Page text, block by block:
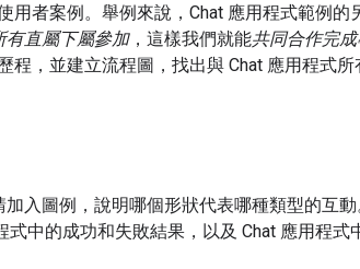
用者案例。舉例來說，Chat 應用程式範例
有直屬下屬參加，這樣我們就能共同合作完
程，並建立流程圖，找出與 Chat 應用程式
入圖例，說明哪個形狀代表哪種類型的互
式中的成功和失敗結果，以及 Chat 應用程